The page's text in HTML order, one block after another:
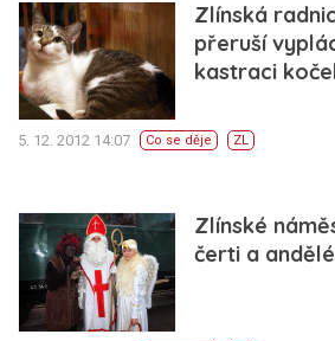
Zlínská
přeruší
kastraci
5. 12. 2012 14:07 Co se děje ZL
Zlínské
čerti a andělé